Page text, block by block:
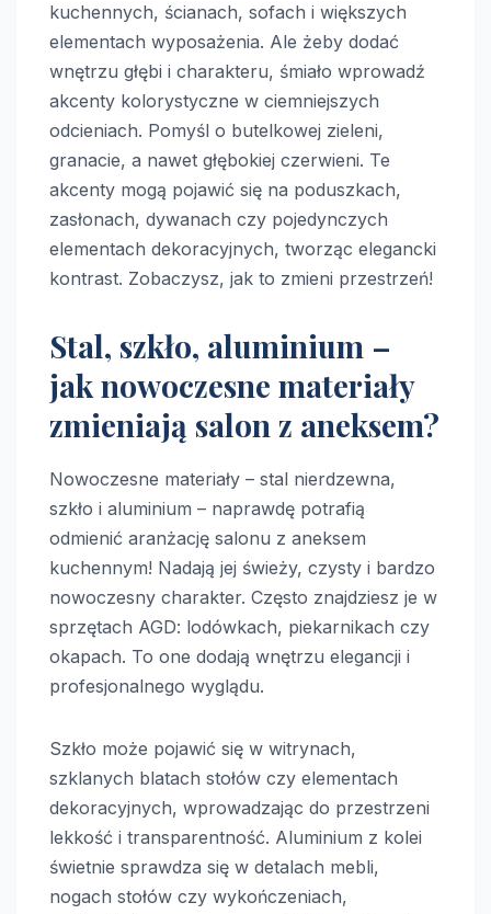
kuchennych, ścianach, sofach i większych
elementach wyposażenia. Ale żeby dodać
wnętrzu głębi i charakteru, śmiało wprowadź
akcenty kolorystyczne w ciemniejszych
odcieniach. Pomyśl o butelkowej zieleni,
granacie, a nawet głębokiej czerwieni. Te
akcenty mogą pojawić się na poduszkach,
zasłonach, dywanach czy pojedynczych
elementach dekoracyjnych, tworząc elegancki
kontrast. Zobaczysz, jak to zmieni przestrzeń!
Stal, szkło, aluminium –
jak nowoczesne materiały
zmieniają salon z aneksem?
Nowoczesne materiały – stal nierdzewna,
szkło i aluminium – naprawdę potrafią
odmienić aranżację salonu z aneksem
kuchennym! Nadają jej świeży, czysty i bardzo
nowoczesny charakter. Często znajdziesz je w
sprzętach AGD: lodówkach, piekarnikach czy
okapach. To one dodają wnętrzu elegancji i
profesjonalnego wyglądu.
Szkło może pojawić się w witrynach,
szklanych blatach stołów czy elementach
dekoracyjnych, wprowadzając do przestrzeni
lekkość i transparentność. Aluminium z kolei
świetnie sprawdza się w detalach mebli,
nogach stołów czy wykończeniach,